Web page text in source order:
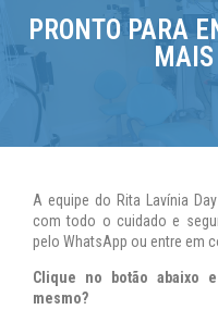
PRONTO PARA
A equipe do Rita Lavínia
com todo o cuidado e
pelo WhatsApp ou entre em
Clique no botão abaixo
mesmo?